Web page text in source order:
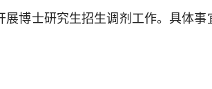
博士研究生招生调剂工作。具体事